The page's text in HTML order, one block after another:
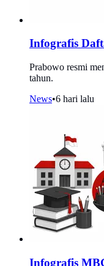
Infografis
Prabowo resmi
tahun.
News•6 hari lalu
Infografis